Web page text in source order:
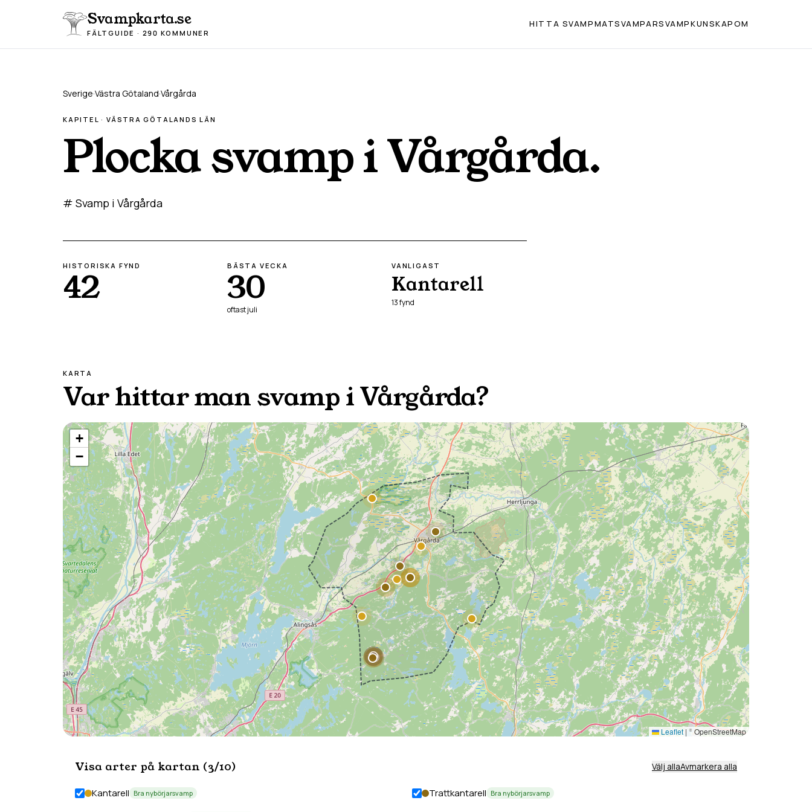
Svampkarta.se
FÄLTGUIDE · 290 KOMMUNER
HITTA SVAMPMATSVAMPARSVAMPKUNSKAPOM
Sverige·Västra Götaland·Vårgårda
KAPITEL · VÄSTRA GÖTALAND S LÄN
Plocka svamp iVårgårda.
# Svamp i Vårgårda
HISTORISKA FYND
42
BÄSTA VECKA
30
oftastjuli
VANLIGAST
Kantarell
13fynd
KARTA
Var hittar man svamp iVårgårda?
+
−
Leaflet | © OpenStreetMap
Visa arter på kartan (3/10) Välj allaAvmarkera alla
Kantarell Bra nybörjarsvamp Trattkantarell Bra nybörjarsvamp